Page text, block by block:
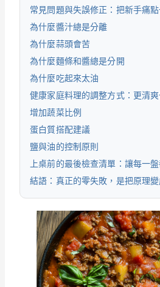
常見問題與失誤修正：把新手痛
為什麼醬汁總是分離
為什麼蒜頭會苦
為什麼麵條和醬總是分開
為什麼吃起來太油
健康家庭料理的調整方式：更清
增加蔬菜比例
蛋白質搭配建議
鹽與油的控制原則
上桌前的最後檢查清單：讓每一
結語：真正的零失敗，是把原理